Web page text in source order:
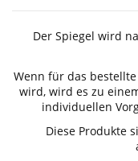
Der Spiegel wird
Wenn für das
wird, wird es zu
individuellen
Diese Produkte